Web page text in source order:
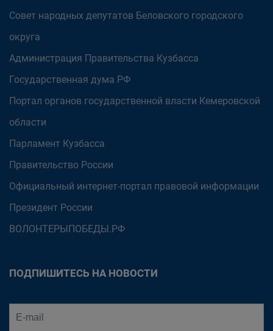
Совет народных депутатов Беловского городского
округа
Администрация Правительства Кузбасса
Государственная дума РФ
Портал органов государственной власти Кемеровской
области
Парламент Кузбасса
Правительство России
Официальный интернет-портал правовой информации
Президент России
ВОЛОНТЕРЫПОБЕДЫ.РФ
ПОДПИШИТЕСЬ НА НОВОСТИ